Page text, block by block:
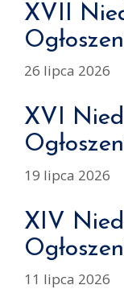
XVII
26 lipca 2026
XVI
19 lipca 2026
XIV
11 lipca 2026